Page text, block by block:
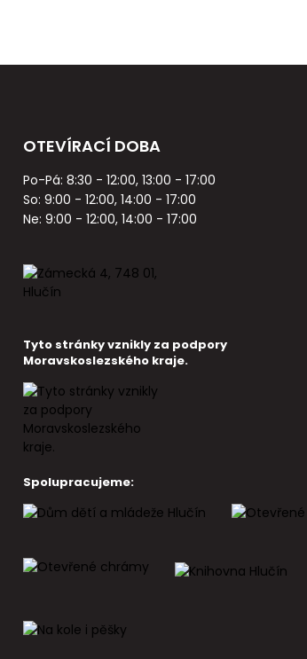
OTEVÍRACÍ DOBA
Po-Pá: 8:30 - 12:00, 13:00 - 17:00
So: 9:00 - 12:00, 14:00 - 17:00
Ne: 9:00 - 12:00, 14:00 - 17:00
Tyto stránky vznikly za podpory
Moravskoslezského kraje.
Spolupracujeme: